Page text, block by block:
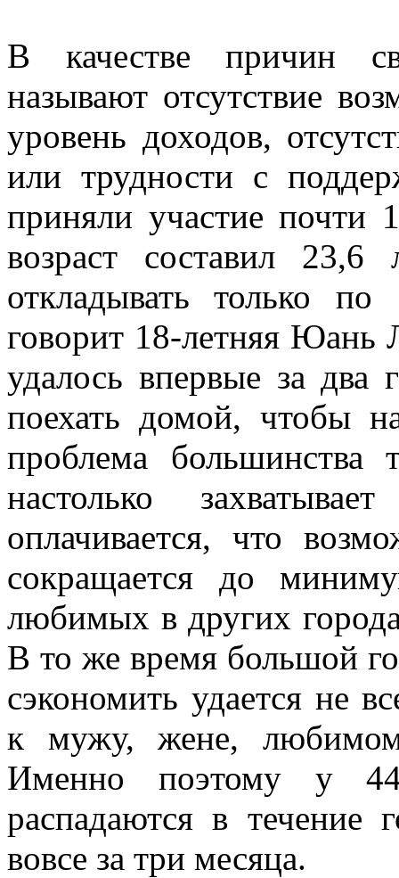
В качестве причин
называют отсутствие
уровень доходов,
или трудности с
приняли участие почти
возраст составил
откладывать только
говорит 18-летняя
удалось впервые за два
поехать домой, чтобы
проблема большинства
настолько
оплачивается, что
сокращается до
любимых в других
В то же время большой
сэкономить удается не
к мужу, жене,
Именно поэтому у
распадаются в
вовсе за три месяца.